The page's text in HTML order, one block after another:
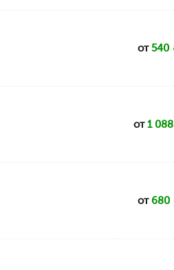
от540
от1 088
от680